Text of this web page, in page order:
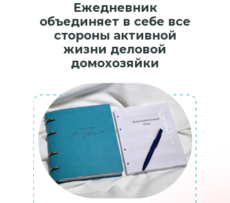
ВОЗМОЖНОСТЬ
Ежедневник
объединяет в себе все
стороны активной
жизни деловой
домохозяйки